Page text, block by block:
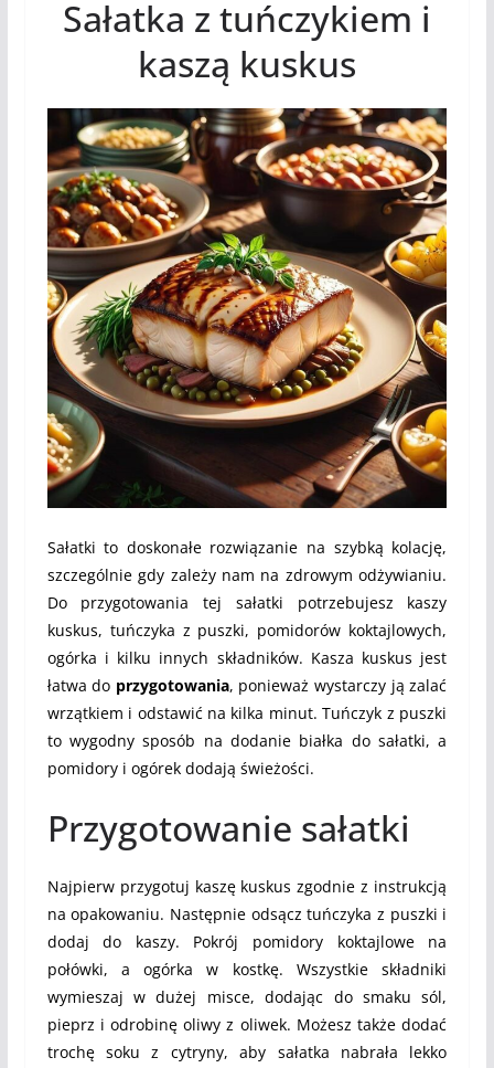
Sałatka z tuńczykiem i
kaszą kuskus
Sałatki to doskonałe rozwiązanie na szybką kolację,
szczególnie gdy zależy nam na zdrowym odżywianiu.
Do przygotowania tej sałatki potrzebujesz kaszy
kuskus, tuńczyka z puszki, pomidorów koktajlowych,
ogórka i kilku innych składników. Kasza kuskus jest
łatwa do przygotowania, ponieważ wystarczy ją zalać
wrzątkiem i odstawić na kilka minut. Tuńczyk z puszki
to wygodny sposób na dodanie białka do sałatki, a
pomidory i ogórek dodają świeżości.
Przygotowanie sałatki
Najpierw przygotuj kaszę kuskus zgodnie z instrukcją
na opakowaniu. Następnie odsącz tuńczyka z puszki i
dodaj do kaszy. Pokrój pomidory koktajlowe na
połówki, a ogórka w kostkę. Wszystkie składniki
wymieszaj w dużej misce, dodając do smaku sól,
pieprz i odrobinę oliwy z oliwek. Możesz także dodać
trochę soku z cytryny, aby sałatka nabrała lekko